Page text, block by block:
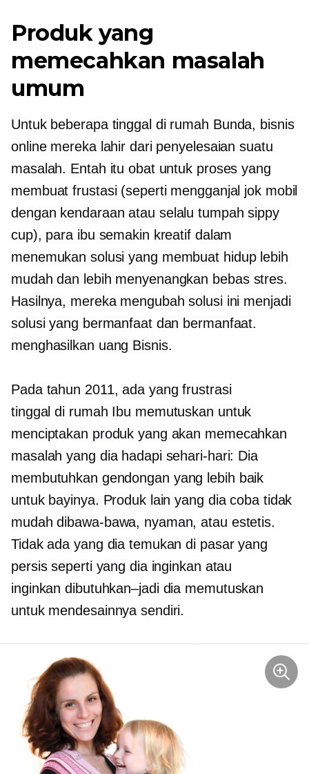
Produk yang
memecahkan masalah
umum
Untuk beberapa tinggal di rumah Bunda, bisnis
online mereka lahir dari penyelesaian suatu
masalah. Entah itu obat untuk proses yang
membuat frustasi (seperti mengganjal jok mobil
dengan kendaraan atau selalu tumpah sippy
cup), para ibu semakin kreatif dalam
menemukan solusi yang membuat hidup lebih
mudah dan lebih menyenangkan bebas stres.
Hasilnya, mereka mengubah solusi ini menjadi
solusi yang bermanfaat dan bermanfaat.
menghasilkan uang Bisnis.
Pada tahun 2011, ada yang frustrasi
tinggal di rumah Ibu memutuskan untuk
menciptakan produk yang akan memecahkan
masalah yang dia hadapi sehari-hari: Dia
membutuhkan gendongan yang lebih baik
untuk bayinya. Produk lain yang dia coba tidak
mudah dibawa-bawa, nyaman, atau estetis.
Tidak ada yang dia temukan di pasar yang
persis seperti yang dia inginkan atau
inginkandibutuhkan–jadidia memutuskan
untuk mendesainnya sendiri.